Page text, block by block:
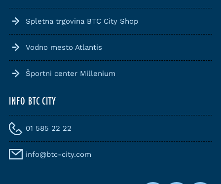
Spletna trgovina BTC City Shop
Vodno mesto Atlantis
Športni center Millenium
INFO BTC CITY
01 585 22 22
info@btc-city.com